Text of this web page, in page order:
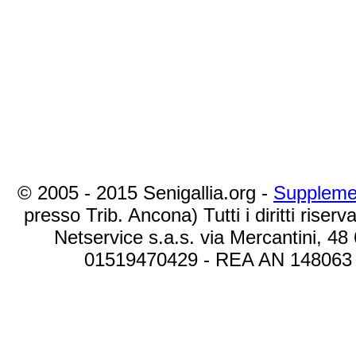
© 2005 - 2015 Senigallia.org -
presso Trib. Ancona) Tutti i diritti
Netservice s.a.s. via Mercantini,
01519470429 - REA AN